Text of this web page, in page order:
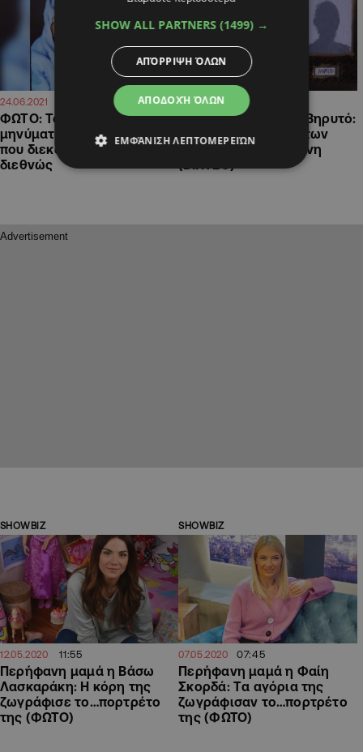
24.06.2021
ΦΩΤO: Το πορτρέτο με
μηνύματα για το Κυπριακό
που διεκδικεί πρωτιά
διεθνώς
13.05.2021 22:56
Φονική έκρηξη στη Βηρυτό:
204 πορτρέτα θυμάτων
"απαιτούν" δικαιοσύνη
SHOWBIZ
12.05.2020 11:55
Περήφανη μαμά η Βάσω
Λασκαράκη: H κόρη της
ζωγράφισε το…πορτρέτο
της (ΦΩΤΟ)
SHOWBIZ
07.05.2020 07:45
Περήφανη μαμά η Φαίη
Σκορδά: Tα αγόρια της
ζωγράφισαν το…πορτρέτο
της (ΦΩΤΟ)
SHOW ALL PARTNERS (1499) →
ΑΠΟΔΟΧΉ ΌΛΩΝ
ΑΠΌΡΡΙΨΗ ΌΛΩΝ
ΕΜΦΆΝΙΣΗ ΛΕΠΤΟΜΕΡΕΙΏΝ